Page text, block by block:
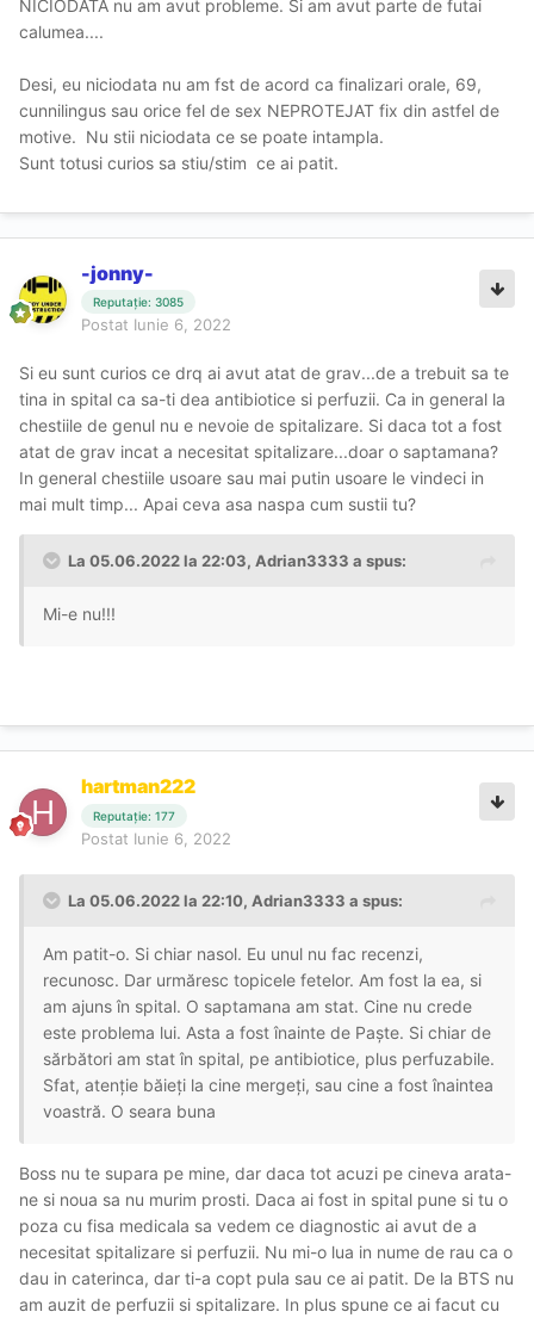
NICIODATA nu am avut probleme. Si am avut parte de futai
calumea....
Desi, eu niciodata nu am fst de acord ca finalizari orale, 69,
cunnilingus sau orice fel de sex NEPROTEJAT fix din astfel de
motive. Nu stii niciodata ce se poate intampla.
Sunt totusi curios sa stiu/stim ce ai patit.
-jonny-
Reputație: 3085
Postat Iunie 6, 2022
Si eu sunt curios ce drq ai avut atat de grav...de a trebuit sa te
tina in spital ca sa-ti dea antibiotice si perfuzii. Ca in general la
chestiile de genul nu e nevoie de spitalizare. Si daca tot a fost
atat de grav incat a necesitat spitalizare...doar o saptamana?
In general chestiile usoare sau mai putin usoare le vindeci in
mai mult timp... Apai ceva asa naspa cum sustii tu?
La 05.06.2022 la 22:03, Adrian3333 a spus:
Mi-e nu!!!
hartman222
Reputație: 177
Postat Iunie 6, 2022
La 05.06.2022 la 22:10, Adrian3333 a spus:
Am patit-o. Si chiar nasol. Eu unul nu fac recenzi,
recunosc. Dar urmăresc topicele fetelor. Am fost la ea, si
am ajuns în spital. O saptamana am stat. Cine nu crede
este problema lui. Asta a fost înainte de Paște. Si chiar de
sărbători am stat în spital, pe antibiotice, plus perfuzabile.
Sfat, atenție băieți la cine mergeți, sau cine a fost înaintea
voastră. O seara buna
Boss nu te supara pe mine, dar daca tot acuzi pe cineva arata-
ne si noua sa nu murim prosti. Daca ai fost in spital pune si tu o
poza cu fisa medicala sa vedem ce diagnostic ai avut de a
necesitat spitalizare si perfuzii. Nu mi-o lua in nume de rau ca o
dau in caterinca, dar ti-a copt pula sau ce ai patit. De la BTS nu
am auzit de perfuzii si spitalizare. In plus spune ce ai facut cu